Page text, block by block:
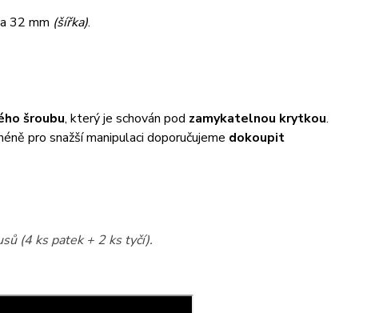
32 mm (šířka).
šroubu, který je schován pod zamykatelnou krytkou.
pro snažší manipulaci doporučujeme dokoupit
(4 ks patek + 2 ks tyčí).